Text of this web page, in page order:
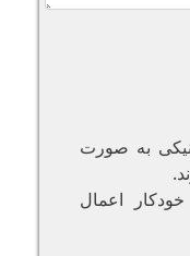
به صورت
اعمال